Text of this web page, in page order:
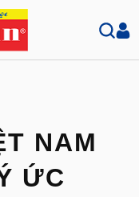
NAM
ỨC